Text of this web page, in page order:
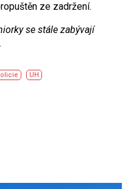
ze zadržení.
se stále zabývají
UH